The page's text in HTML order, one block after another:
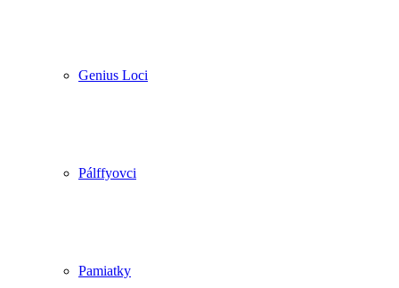
Genius Loci
Pálffyovci
Pamiatky